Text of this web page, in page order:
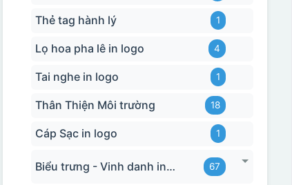
Thẻ tag hành lý 1
Lọ hoa pha lê in logo 4
Tai nghe in logo 1
Thân Thiện Môi trường 18
Cáp Sạc in logo 1
Biểu trưng - Vinh danh in logo 67